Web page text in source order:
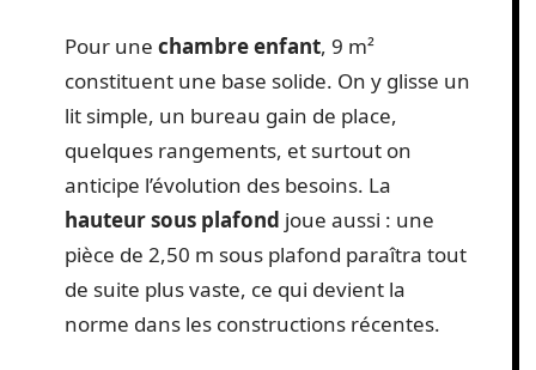
Pour une chambre enfant, 9 m²
constituent une base solide. On y glisse un
lit simple, un bureau gain de place,
quelques rangements, et surtout on
anticipe l’évolution des besoins. La
hauteur sous plafond joue aussi : une
pièce de 2,50 m sous plafond paraîtra tout
de suite plus vaste, ce qui devient la
norme dans les constructions récentes.